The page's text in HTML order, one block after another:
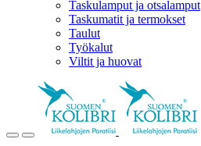
Taskulamput ja otsalamput
Taskumatit ja termokset
Taulut
Työkalut
Viltit ja huovat